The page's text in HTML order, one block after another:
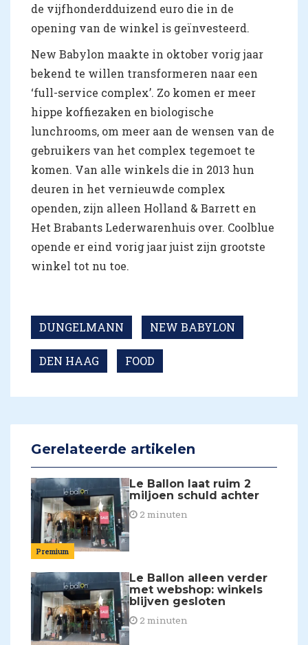
de vijfhonderdduizend euro die in de
opening van de winkel is geïnvesteerd.
New Babylon maakte in oktober vorig jaar
bekend te willen transformeren naar een
‘full-service complex’. Zo komen er meer
hippe koffiezaken en biologische
lunchrooms, om meer aan de wensen van de
gebruikers van het complex tegemoet te
komen. Van alle winkels die in 2013 hun
deuren in het vernieuwde complex
openden, zijn alleen Holland & Barrett en
Het Brabants Lederwarenhuis over. Coolblue
opende er eind vorig jaar juist zijn grootste
winkel tot nu toe.
DUNGELMANN NEW BABYLON
DEN HAAG FOOD
Gerelateerde artikelen
Premium
Le Ballon laat ruim 2
miljoen schuld achter
2 minuten
Le Ballon alleen verder
met webshop: winkels
blijven gesloten
2 minuten